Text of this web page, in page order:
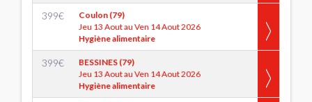
399€
Coulon (79)
Jeu 13 Aout au Ven 14 Aout 2026
Hygiène alimentaire
399€
BESSINES (79)
Jeu 13 Aout au Ven 14 Aout 2026
Hygiène alimentaire